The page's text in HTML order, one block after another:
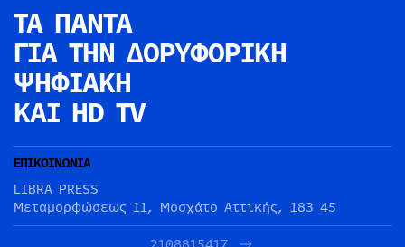
ΤΑ ΠΑΝΤΑ
ΓΙΑ ΤΗΝ ΔΟΡΥΦΟΡΙΚΗ
ΨΗΦΙΑΚΗ
ΚΑΙ HD TV
ΕΠΙΚΟΙΝΩΝΙΑ
LIBRA PRESS
Μεταμορφώσεως 11, Μοσχάτο Αττικής, 183 45